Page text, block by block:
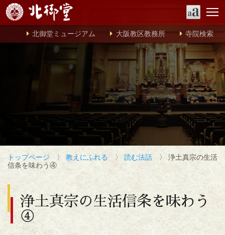
北御堂ミュージアム 大阪教区教務所 寺院検索
トップページ 〉 教えにふれる 〉 読む法話 〉 浄土真宗の生活
信条を味わう④
浄土真宗の生活信条を味わう
④